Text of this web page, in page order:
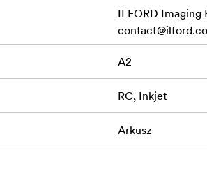
ILFORD Imaging
A2
RC, Inkjet
Arkusz